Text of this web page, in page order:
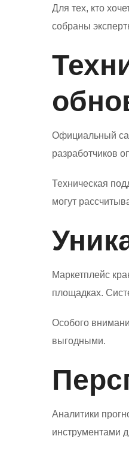
Для тех, кто
собраны
Официальный
разработчиков
Техническая
могут
Маркетплейс
площадках.
Особого
выгодными.
Аналитики
инструментами